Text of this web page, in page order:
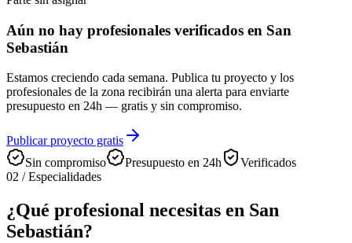
Aún no hay profesionales verificados en San
Sebastián
Estamos creciendo cada semana. Publica tu proyecto y los
profesionales de la zona recibirán una alerta para enviarte
presupuesto en 24h — gratis y sin compromiso.
Publicar proyecto gratis
Sin compromiso
Presupuesto en 24h
Verificados
02 /Especialidades
¿Qué profesional necesitas en San
Sebastián?